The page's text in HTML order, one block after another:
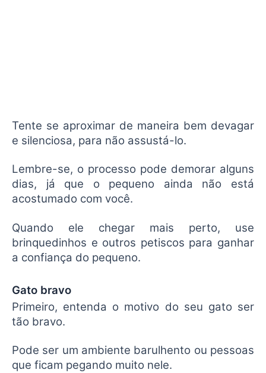
Tente se aproximar de maneira bem devagar
e silenciosa, para não assustá-lo.
Lembre-se, o processo pode demorar alguns
dias, já que o pequeno ainda não está
acostumado com você.
Quando ele chegar mais perto, use
brinquedinhos e outros petiscos para ganhar
a confiança do pequeno.
Gato bravo
Primeiro, entenda o motivo do seu gato ser
tão bravo.
Pode ser um ambiente barulhento ou pessoas
que ficam pegando muito nele.